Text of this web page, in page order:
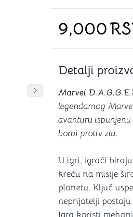
Šah
4 u 1 igre
Backgammon (Tavla)
Mozgalice
Hanayama
Kocke
Ostale mozgalice
Pomeranje sadržaja
9,000
Detalji
Marvel
legendarnog
avanturu
borbi protiv zla.
U igri, igrači biraju
kreću na misije
planetu. Ključ
neprijatelji
Igra koristi